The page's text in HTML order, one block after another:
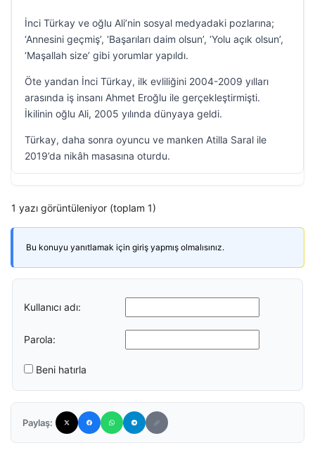
İnci Türkay ve oğlu Ali’nin sosyal medyadaki pozlarına;
‘Annesini geçmiş’, ‘Başarıları daim olsun’, ‘Yolu açık olsun’,
‘Maşallah size’ gibi yorumlar yapıldı.
Öte yandan İnci Türkay, ilk evliliğini 2004-2009 yılları
arasında iş insanı Ahmet Eroğlu ile gerçekleştirmişti.
İkilinin oğlu Ali, 2005 yılında dünyaya geldi.
Türkay, daha sonra oyuncu ve manken Atilla Saral ile
2019’da nikâh masasına oturdu.
1 yazı görüntüleniyor (toplam 1)
Bu konuyu yanıtlamak için giriş yapmış olmalısınız.
Kullanıcı adı:
Parola:
Beni hatırla
Paylaş: